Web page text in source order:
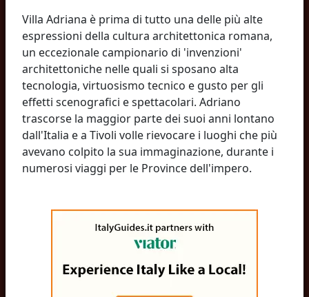
Villa Adriana è prima di tutto una delle più alte
espressioni della cultura architettonica romana,
un eccezionale campionario di 'invenzioni'
architettoniche nelle quali si sposano alta
tecnologia, virtuosismo tecnico e gusto per gli
effetti scenografici e spettacolari. Adriano
trascorse la maggior parte dei suoi anni lontano
dall'Italia e a Tivoli volle rievocare i luoghi che più
avevano colpito la sua immaginazione, durante i
numerosi viaggi per le Province dell'impero.